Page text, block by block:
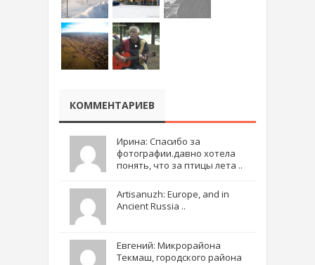
КОММЕНТАРИЕВ
Ирина: Спасибо за
фотографии.давно хотела
понять, что за птицы лета ..
Artisanuzh: Europe, and in
Ancient Russia ..
Евгений: Микрорайона
Текмаш, городского района